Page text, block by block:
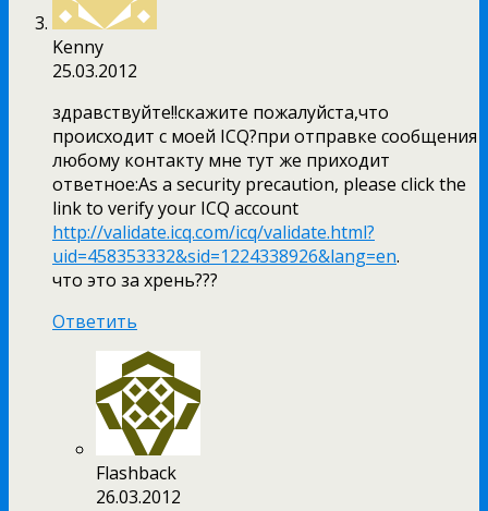
Kenny
25.03.2012
здравствуйте!!скажите пожалуйста,что
происходит с моей ICQ?при отправке сообщения
любому контакту мне тут же приходит
ответное:As a security precaution, please click the
link to verify your ICQ account
http://validate.icq.com/icq/validate.html?
uid=458353332&sid=1224338926&lang=en.
что это за хрень???
Ответить
Flashback
26.03.2012